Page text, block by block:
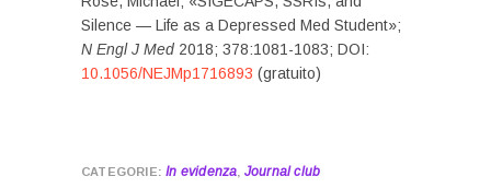
Silence — Life as a Depressed Med Student»;
N Engl J Med 2018; 378:1081-1083; DOI:
10.1056/NEJMp1716893 (gratuito)
In evidenza, Journal club